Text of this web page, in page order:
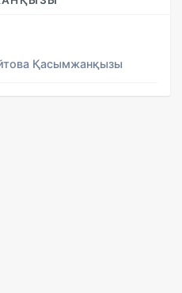
Қасымжанқызы